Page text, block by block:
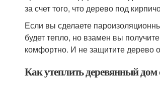
за счет того, что дерево под
Если вы сделаете
будет тепло, но взамен вы
комфортно. И не защитите дерево
Как утеплить деревянный